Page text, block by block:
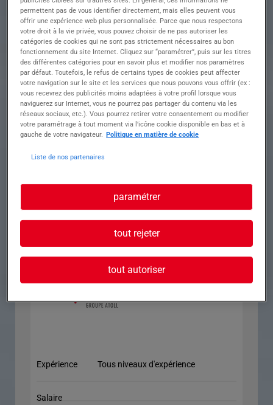
Profil recherché
Profil recherché :
• Habilitation électrique obligatoire (B0/H0, B1V,
BR... selon profil)
• Le CACES nacelle est un plus apprécié
• Première expérience en tirage de câbles ou
travaux électriques souhaitée
• Rigueur, motivation et capacité à travailler en
équipe
• Taux horaire selon expérience
• Poste en horaires de journée
• Démarrage rapide
Expérience Tous niveaux d'expérience
Salaire
permettent pas de vous identifier directement, mais elles peuvent vous
offrir une expérience web plus personnalisée. Parce que nous respectons
votre droit à la vie privée, vous pouvez choisir de ne pas autoriser les
catégories de cookies qui ne sont pas strictement nécessaires au bon
fonctionnement du site Internet. Cliquez sur “paramétrer”, puis sur les titres
des différentes catégories pour en savoir plus et modifier nos paramètres
par défaut. Toutefois, le refus de certains types de cookies peut affecter
votre navigation sur le site et les services que nous pouvons vous offrir (ex :
vous recevrez des publicités moins adaptées à votre profil lorsque vous
naviguerez sur Internet, vous ne pourrez pas partager du contenu via les
réseaux sociaux, etc.). Vous pourrez retirer votre consentement ou modifier
votre paramétrage à tout moment via l’icône cookie disponible en bas et à
gauche de votre navigateur. Politique en matière de cookie
Liste de nos partenaires
paramétrer
tout rejeter
tout autoriser